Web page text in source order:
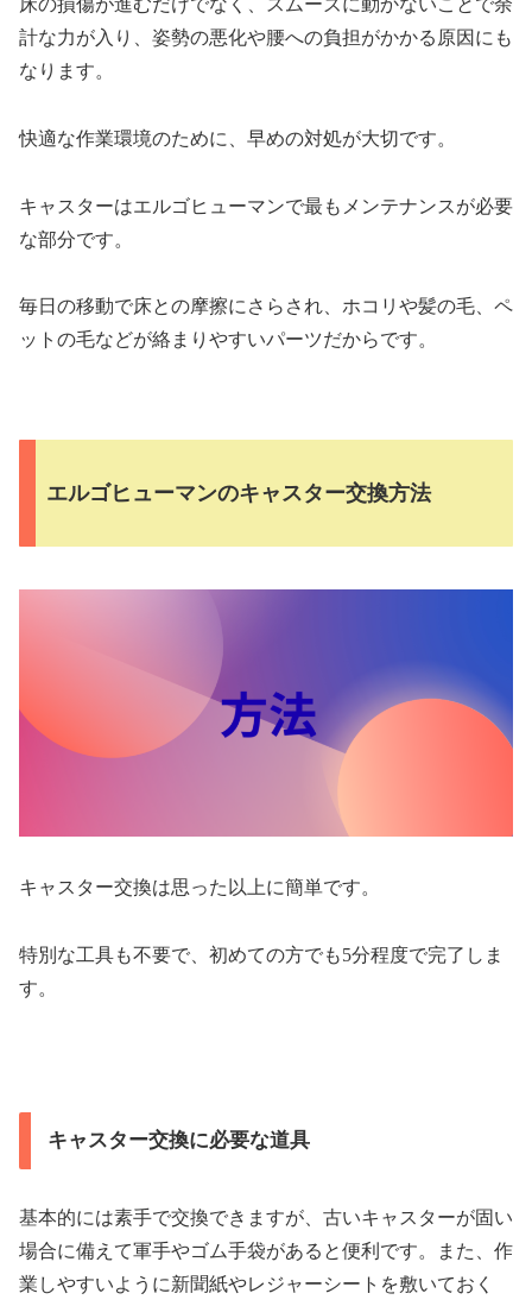
床の損傷が進むだけでなく、スムーズに動かないことで余
計な力が入り、姿勢の悪化や腰への負担がかかる原因にも
なります。
快適な作業環境のために、早めの対処が大切です。
キャスターはエルゴヒューマンで最もメンテナンスが必要
な部分です。
毎日の移動で床との摩擦にさらされ、ホコリや髪の毛、ペ
ットの毛などが絡まりやすいパーツだからです。
エルゴヒューマンのキャスター交換方法
キャスター交換は思った以上に簡単です。
特別な工具も不要で、初めての方でも5分程度で完了しま
す。
キャスター交換に必要な道具
基本的には素手で交換できますが、古いキャスターが固い
場合に備えて軍手やゴム手袋があると便利です。また、作
業しやすいように新聞紙やレジャーシートを敷いておく